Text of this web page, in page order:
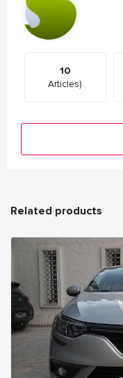
10
Articles)
Related products